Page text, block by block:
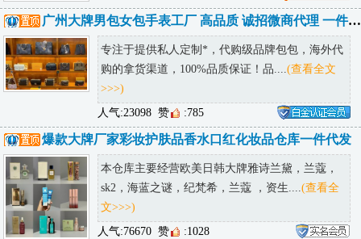
广州大牌男包女包手表工厂 高品质 诚招微商代理 一件代发
专注于提供私人定制*，代购级品牌包包，海外代
购的拿货渠道，100%品质保证！品.... (查看全文
>>>)
人气:23098 赞 :785
爆款大牌厂家彩妆护肤品香水口红化妆品仓库一件代发
本仓库主要经营欧美日韩大牌雅诗兰黛，兰蔻，
sk2，海蓝之谜，纪梵希，兰蔻 ，资生.... (查看全
文>>>)
人气:76670 赞 :1028